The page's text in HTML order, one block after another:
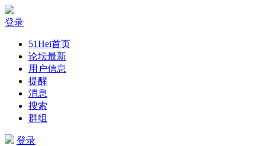
登录
51Hei首页
论坛最新
用户信息
提醒
消息
搜索
群组
登录